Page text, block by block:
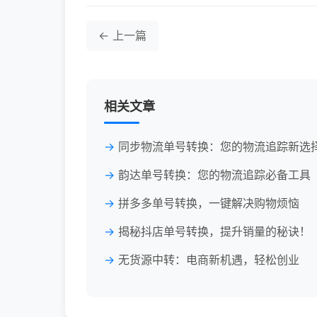
← 上一篇
相关文章
同步物流单号转换：您的物流追踪新选
韵达单号转换：您的物流追踪必备工具
拼多多单号转换，一键解决购物烦恼
揭秘抖店单号转换，提升销量的秘诀！
无货源中转：电商新机遇，轻松创业